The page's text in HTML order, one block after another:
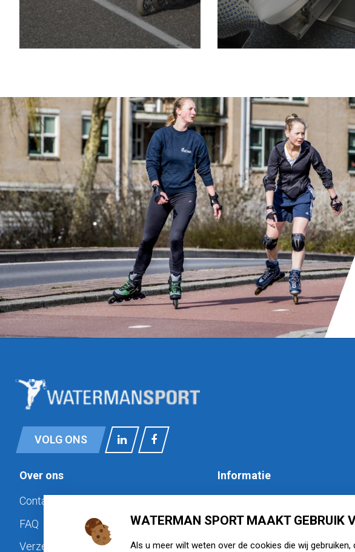
WATERMAN SPORT MAAKT GEBRUIK
Als u meer wilt weten over de cookies die wij gebruiken,
VOLG ONS
Over ons
Contact
FAQ
Verzenden & retourneren
Informatie
Cookiebeleid
Disclaimer